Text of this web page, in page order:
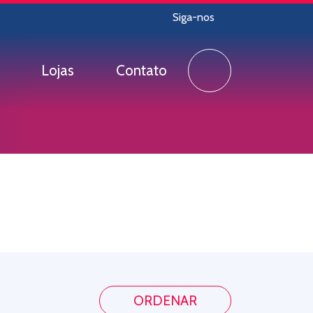
Siga-nos
Lojas Contato
ORDENAR